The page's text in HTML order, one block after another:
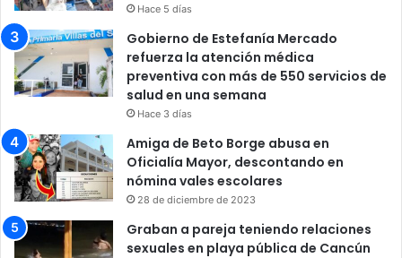
Hace 5 días
Gobierno de Estefanía Mercado
refuerza la atención médica
preventiva con más de 550 servicios de
salud en una semana
Hace 3 días
Amiga de Beto Borge abusa en
Oficialía Mayor, descontando en
nómina vales escolares
28 de diciembre de 2023
Graban a pareja teniendo relaciones
sexuales en playa pública de Cancún